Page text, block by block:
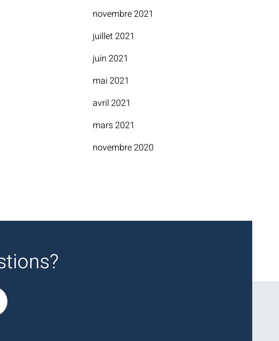
novembre 2021
juillet 2021
juin 2021
mai 2021
avril 2021
mars 2021
novembre 2020